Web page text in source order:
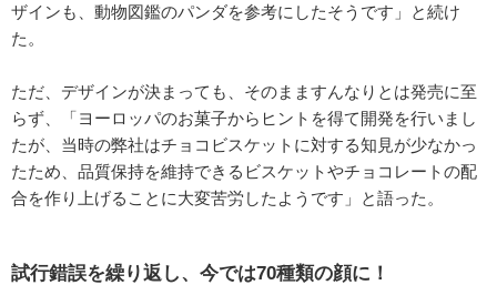
ザインも、動物図鑑のパンダを参考にしたそうです」と続け
た。
ただ、デザインが決まっても、そのまますんなりとは発売に至
らず、「ヨーロッパのお菓子からヒントを得て開発を行いまし
たが、当時の弊社はチョコビスケットに対する知見が少なかっ
たため、品質保持を維持できるビスケットやチョコレートの配
合を作り上げることに大変苦労したようです」と語った。
試行錯誤を繰り返し、今では70種類の顔に！